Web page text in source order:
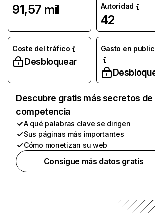
91,57 mil
Autoridad
42
Coste del tráfico
Desbloquear
Gasto en
Descubre gratis más secretos de
competencia
A qué palabras clave se dirigen
Sus páginas más importantes
Cómo monetizan su web
Consigue más datos gratis